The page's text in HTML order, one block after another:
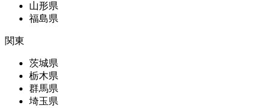
山形県
福島県
関東
茨城県
栃木県
群馬県
埼玉県